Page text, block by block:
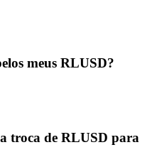
meus RLUSD?
troca de RLUSD para